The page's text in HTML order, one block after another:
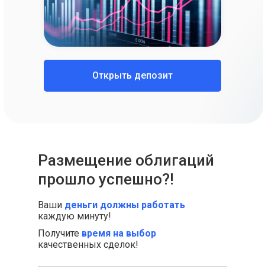
Открыть депозит
Ваши деньги должны работать
каждую минуту!
Получите время на выбор
качественных сделок!
Размещение облигаций
прошло успешно?!